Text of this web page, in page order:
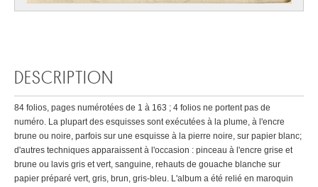
DESCRIPTION
84 folios, pages numérotées de 1 à 163 ; 4 folios ne portent pas de
numéro. La plupart des esquisses sont exécutées à la plume, à l'encre
brune ou noire, parfois sur une esquisse à la pierre noire, sur papier blanc;
d'autres techniques apparaissent à l'occasion : pinceau à l'encre grise et
brune ou lavis gris et vert, sanguine, rehauts de gouache blanche sur
papier préparé vert, gris, brun, gris-bleu. L'album a été relié en maroquin